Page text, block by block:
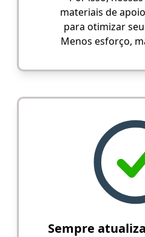
materiais de
para otimizar
Menos esforço,
Sempre